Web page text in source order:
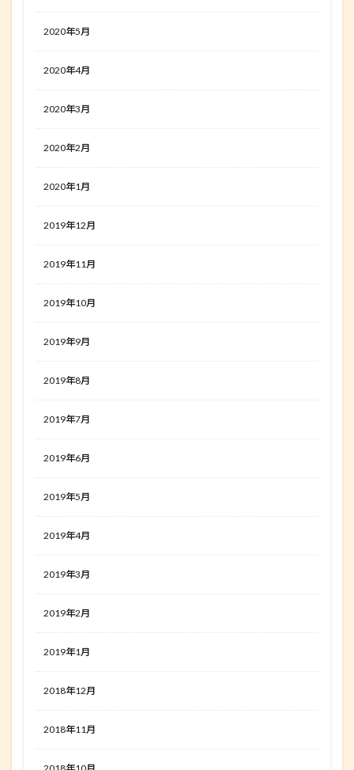
2020年5月
2020年4月
2020年3月
2020年2月
2020年1月
2019年12月
2019年11月
2019年10月
2019年9月
2019年8月
2019年7月
2019年6月
2019年5月
2019年4月
2019年3月
2019年2月
2019年1月
2018年12月
2018年11月